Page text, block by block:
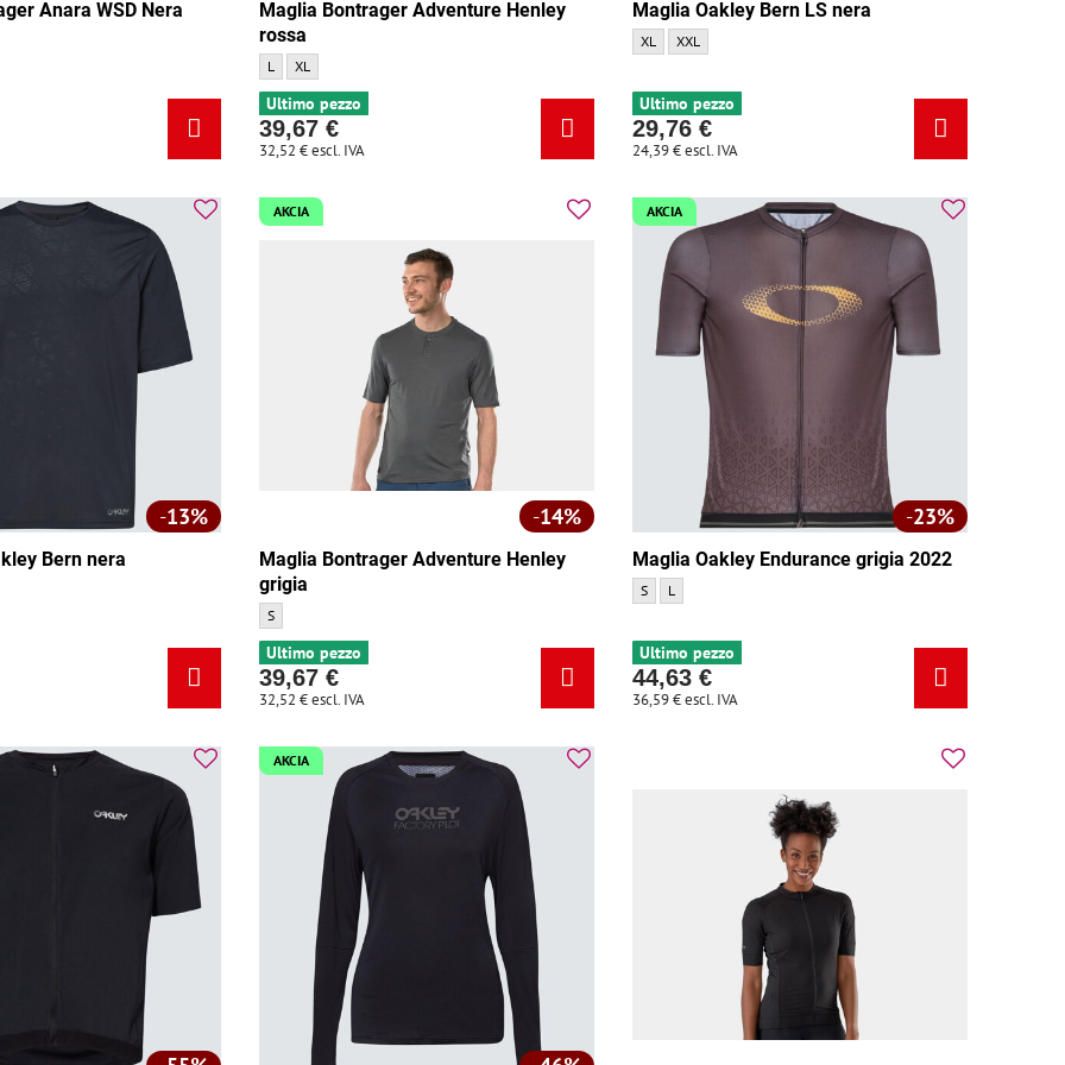
Anara WSD Nera
WSD Nera - Dimensione:
Anara WSD Nera - Dimensione:
Maglia Bontrager Adventure Henley
rossa
Maglia Bontrager Adventure Henley rossa - Dimensione:
L Maglia Bontrager Adventure Henley rossa - Dimensione:
XL
Ultimo pezzo
39,67 €
32,52 €escl. IVA
Maglia Oakley Bern LS nera
Maglia Oakley Bern LS nera - Dimensione:
XL Maglia Oakley Bern LS nera - Dimensione:
XXL
Ultimo pezzo
29,76 €
24,39 €escl. IVA
13%
Bern nera
nera - Dimensione:
14%
AKCIA
Maglia Bontrager Adventure Henley
grigia
Maglia Bontrager Adventure Henley grigia - Dimensione:
S
Ultimo pezzo
39,67 €
32,52 €escl. IVA
23%
AKCIA
Maglia Oakley Endurance grigia 2022
Maglia Oakley Endurance grigia 2022 - Dimensione:
S Maglia Oakley Endurance grigia 2022 - Dimensione:
L
Ultimo pezzo
44,63 €
36,59 €escl. IVA
AKCIA